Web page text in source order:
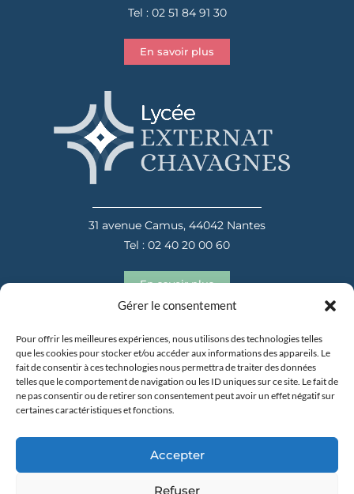
Gérer le consentement
Pour offrir les meilleures expériences, nous utilisons des technologies telles
que les cookies pour stocker et/ou accéder aux informations des appareils. Le
fait de consentir à ces technologies nous permettra de traiter des données
telles que le comportement de navigation ou les ID uniques sur ce site. Le fait de
ne pas consentir ou de retirer son consentement peut avoir un effet négatif sur
certaines caractéristiques et fonctions.
Accepter
Refuser
Tel : 02 51 84 91 30
En savoir plus
31 avenue Camus, 44042 Nantes
Tel : 02 40 20 00 60
En savoir plus
Tel : 02 40 20 00 60
En savoir plus